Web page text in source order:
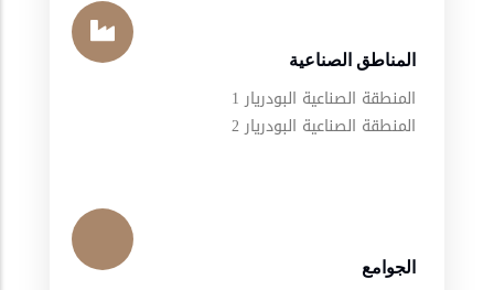
المناطق الصناعية
المنطقة الصناعية البودريار 1
المنطقة الصناعية البودريار 2
الجوامع